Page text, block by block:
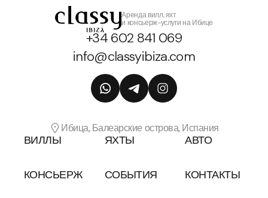
Аренда вилл, яхт
и консьерж-услуги на Ибице
+34 602 841 069
info@classyibiza.com
ВИЛЛЫ ЯХТЫ АВТО
КОНСЬЕРЖ СОБЫТИЯ КОНТАКТЫ
Ибица, Балеарские острова, Испания